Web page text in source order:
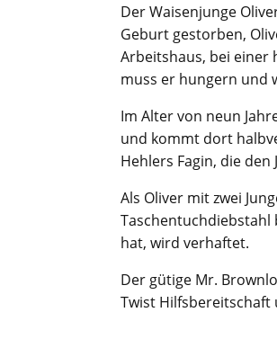
Der Waisenjunge
Geburt gestorben,
Arbeitshaus, bei
muss er hungern und
Im Alter von neun
und kommt dort
Hehlers Fagin, die
Als Oliver mit zwei
Taschentuchdiebstahl
hat, wird verhaftet.
Der gütige Mr.
Twist Hilfsbereitschaft